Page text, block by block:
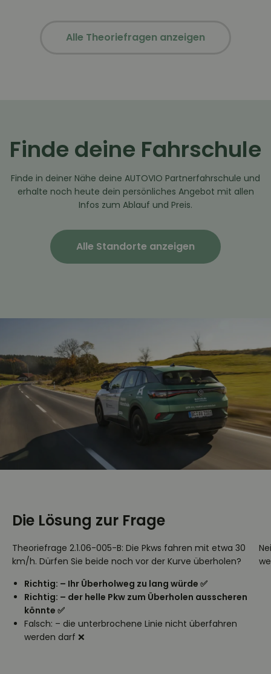
Alle Theoriefragen anzeigen
Finde deine Fahrschule
Finde in deiner Nähe deine AUTOVIO Partnerfahrschule und
erhalte noch heute dein persönliches Angebot mit allen
Infos zum Ablauf und Preis.
Alle Standorte anzeigen
Die Lösung zur Frage
Theoriefrage 2.1.06-005-B: Die Pkws fahren mit etwa 30
km/h. Dürfen Sie beide noch vor der Kurve überholen?
Richtig: – Ihr Überholweg zu lang würde ✅
Richtig: – der helle Pkw zum Überholen ausscheren
könnte ✅
Falsch: – die unterbrochene Linie nicht überfahren
werden darf ❌